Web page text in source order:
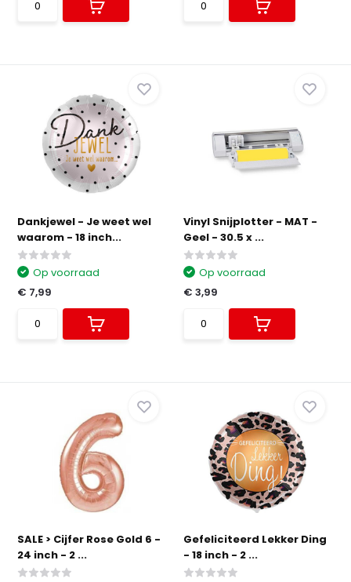
Dankjewel - Je weet wel
waarom - 18 inch...
Op voorraad
€ 7,99
Vinyl Snijplotter - MAT -
Geel - 30.5 x ...
Op voorraad
€ 3,99
SALE > Cijfer Rose Gold 6 -
24 inch - 2 ...
Gefeliciteerd Lekker Ding
- 18 inch - 2 ...